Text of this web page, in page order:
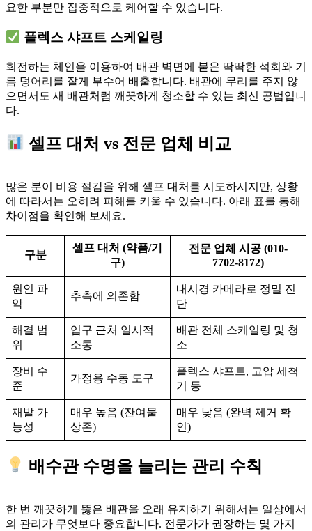
요한 부분만 집중적으로 케어할 수 있습니다.
플렉스 샤프트 스케일링
회전하는 체인을 이용하여 배관 벽면에 붙은 딱딱한 석회와 기
름 덩어리를 잘게 부수어 배출합니다. 배관에 무리를 주지 않
으면서도 새 배관처럼 깨끗하게 청소할 수 있는 최신 공법입니
다.
셀프 대처 vs 전문 업체 비교
많은 분이 비용 절감을 위해 셀프 대처를 시도하시지만, 상황
에 따라서는 오히려 피해를 키울 수 있습니다. 아래 표를 통해
차이점을 확인해 보세요.
구분
셀프 대처 (약품/기
구)
전문 업체 시공 (010-
7702-8172)
원인 파
악
추측에 의존함
내시경 카메라로 정밀 진
단
해결 범
위
입구 근처 일시적
소통
배관 전체 스케일링 및 청
소
장비 수
준
가정용 수동 도구
플렉스 샤프트, 고압 세척
기 등
재발 가
능성
매우 높음 (잔여물
상존)
매우 낮음 (완벽 제거 확
인)
배수관 수명을 늘리는 관리 수칙
한 번 깨끗하게 뚫은 배관을 오래 유지하기 위해서는 일상에서
의 관리가 무엇보다 중요합니다. 전문가가 권장하는 몇 가지